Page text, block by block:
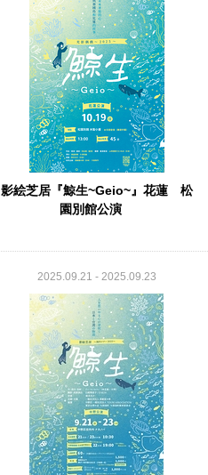
影絵芝居『鯨生~Geio~』花蓮 松
園別館公演
2025.09.21 - 2025.09.23